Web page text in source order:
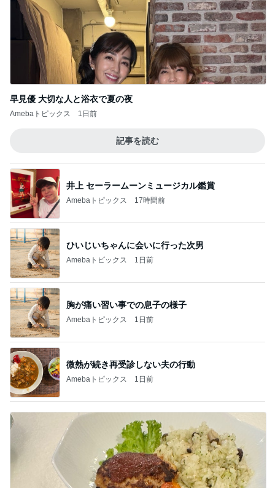
早見優 大切な人と浴衣で夏の夜
Amebaトピックス 1日前
記事を読む
井上 セーラームーンミュージカル鑑賞
Amebaトピックス 17時間前
ひいじいちゃんに会いに行った次男
Amebaトピックス 1日前
胸が痛い習い事での息子の様子
Amebaトピックス 1日前
微熱が続き再受診しない夫の行動
Amebaトピックス 1日前